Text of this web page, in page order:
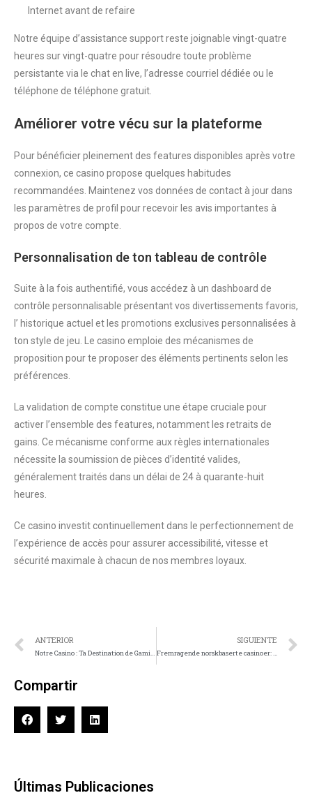
Internet avant de refaire
Notre équipe d’assistance support reste joignable vingt-quatre
heures sur vingt-quatre pour résoudre toute problème
persistante via le chat en live, l’adresse courriel dédiée ou le
téléphone de téléphone gratuit.
Améliorer votre vécu sur la plateforme
Pour bénéficier pleinement des features disponibles après votre
connexion, ce casino propose quelques habitudes
recommandées. Maintenez vos données de contact à jour dans
les paramètres de profil pour recevoir les avis importantes à
propos de votre compte.
Personnalisation de ton tableau de contrôle
Suite à la fois authentifié, vous accédez à un dashboard de
contrôle personnalisable présentant vos divertissements favoris,
l’ historique actuel et les promotions exclusives personnalisées à
ton style de jeu. Le casino emploie des mécanismes de
proposition pour te proposer des éléments pertinents selon les
préférences.
La validation de compte constitue une étape cruciale pour
activer l’ensemble des features, notamment les retraits de
gains. Ce mécanisme conforme aux règles internationales
nécessite la soumission de pièces d’identité valides,
généralement traités dans un délai de 24 à quarante-huit
heures.
Ce casino investit continuellement dans le perfectionnement de
l’expérience de accès pour assurer accessibilité, vitesse et
sécurité maximale à chacun de nos membres loyaux.
ANTERIOR
Notre Casino : Ta Destination de Gaming Privilégiée
SIGUIENTE
Fremragende norskbaserte casinoer: Din personlige veiviser til førsteklasses spillerfaringer
Compartir
Últimas Publicaciones